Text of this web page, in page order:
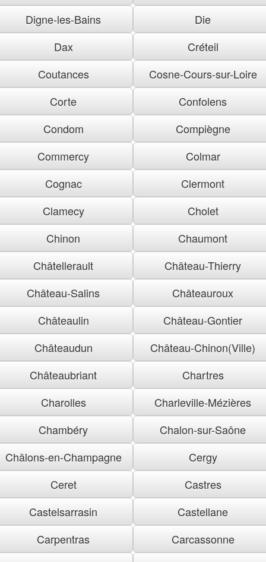
Digne-les-Bains
Die
Dax
Créteil
Coutances
Cosne-Cours-sur-Loire
Corte
Confolens
Condom
Compiègne
Commercy
Colmar
Cognac
Clermont
Clamecy
Cholet
Chinon
Chaumont
Châtellerault
Château-Thierry
Château-Salins
Châteauroux
Châteaulin
Château-Gontier
Châteaudun
Château-Chinon(Ville)
Châteaubriant
Chartres
Charolles
Charleville-Mézières
Chambéry
Chalon-sur-Saône
Châlons-en-Champagne
Cergy
Ceret
Castres
Castelsarrasin
Castellane
Carpentras
Carcassonne